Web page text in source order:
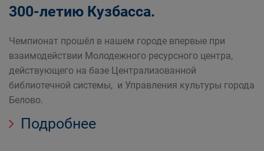
300-летию Кузбасса.
Чемпионат прошёл в нашем городе впервые при
взаимодействии Молодежного ресурсного центра,
действующего на базе Централизованной
библиотечной системы, и Управления культуры города
Белово.
Подробнее